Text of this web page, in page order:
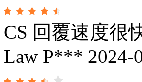
CS 回覆速度很
Law P*** 2024-